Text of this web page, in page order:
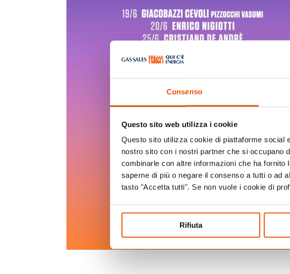
Consenso
Questo sito web utilizza i cookie
Questo sito utilizza cookie di piattaforme social
nostro sito con i nostri partner che si occupano
combinarle con altre informazioni che ha
saperne di più o negare il consenso a tutti o ad
tasto "Accetta tutti". Se non vuole i cookie di
Rifiuta